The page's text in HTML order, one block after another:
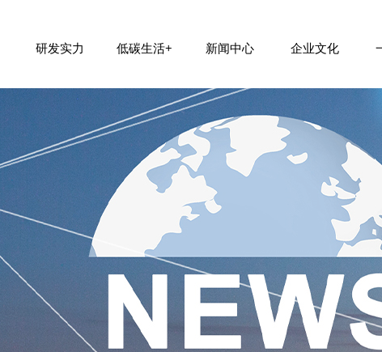
公司简介 组织架构 发展历程
研发实力
制造规模 研发中心建设 新材料装备设计
新材
低碳生活+
零碳原料 低碳包装 绿碳建材
新闻中心
公司动态 行业新闻
企业文化
核心价值观 团队风采 社会责任
全球合作 加入我们 联系我们